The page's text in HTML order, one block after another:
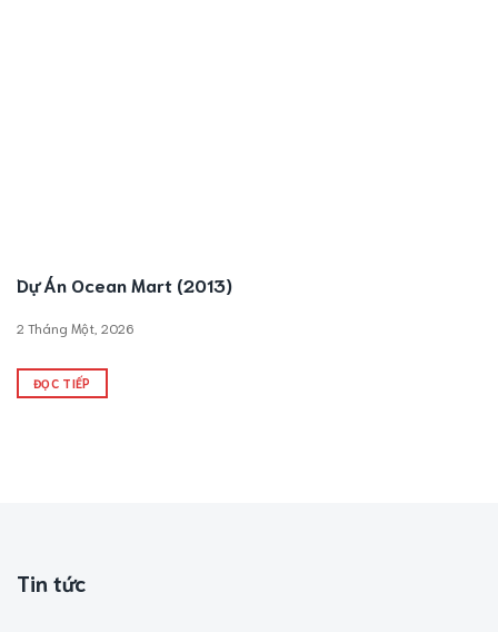
Dự Án Ocean Mart (2013)
2 Tháng Một, 2026
ĐỌC TIẾP
Tin tức